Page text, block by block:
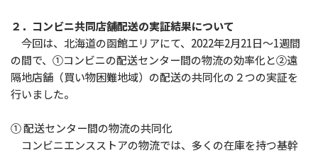
２．コンビニ共同店舗配送の実証結果について
今回は、北海道の函館エリアにて、2022年2月21日～1週間
の間で、①コンビニの配送センター間の物流の効率化と②遠
隔地店舗（買い物困難地域）の配送の共同化の２つの実証を
行いました。
① 配送センター間の物流の共同化
コンビニエンスストアの物流では、多くの在庫を持つ基幹